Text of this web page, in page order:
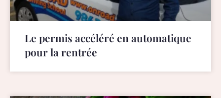
Le permis accéléré en automatique
pour la rentrée